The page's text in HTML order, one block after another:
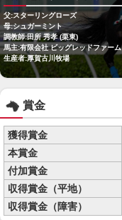
父:スターリングローズ
母:シュガーミント
調教師:田所 秀孝 (栗東)
馬主:有限会社 ビッグレッドファーム
生産者:厚賀古川牧場
賞金
獲得賞金
本賞金
付加賞金
収得賞金（平地）
収得賞金（障害）